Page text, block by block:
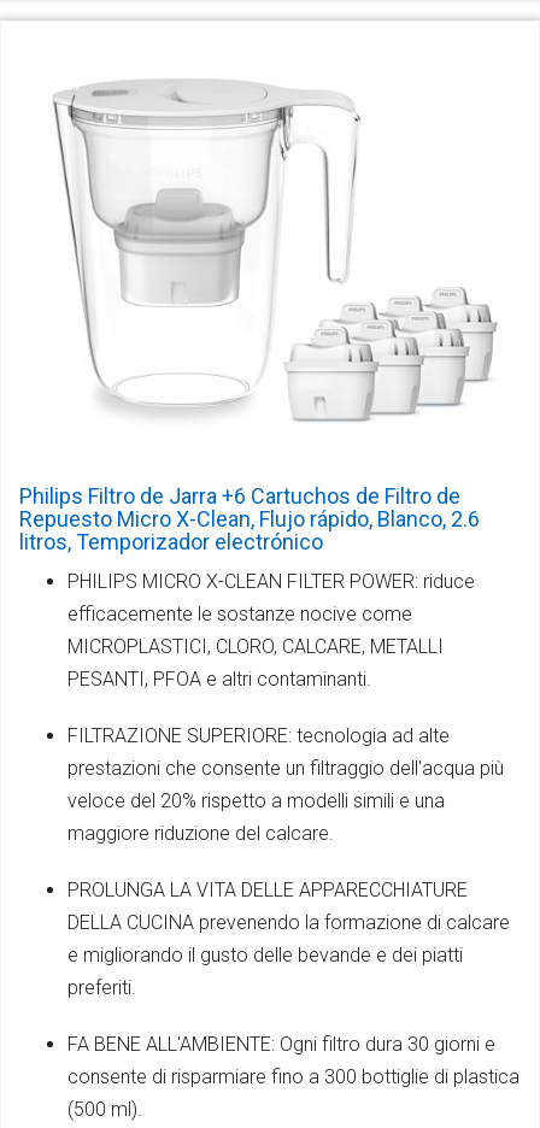
Philips Filtro de Jarra +6 Cartuchos de Filtro de
Repuesto Micro X-Clean, Flujo rápido, Blanco, 2.6
litros, Temporizador electrónico
PHILIPS MICRO X-CLEAN FILTER POWER: riduce
efficacemente le sostanze nocive come
MICROPLASTICI, CLORO, CALCARE, METALLI
PESANTI, PFOA e altri contaminanti.
FILTRAZIONE SUPERIORE: tecnologia ad alte
prestazioni che consente un filtraggio dell'acqua più
veloce del 20% rispetto a modelli simili e una
maggiore riduzione del calcare.
PROLUNGA LA VITA DELLE APPARECCHIATURE
DELLA CUCINA prevenendo la formazione di calcare
e migliorando il gusto delle bevande e dei piatti
preferiti.
FA BENE ALL'AMBIENTE: Ogni filtro dura 30 giorni e
consente di risparmiare fino a 300 bottiglie di plastica
(500 ml).